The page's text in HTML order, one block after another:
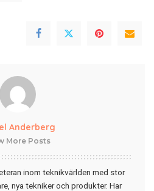
Anderberg
More Posts
inom teknikvärlden med stor
nya tekniker och produkter. Har